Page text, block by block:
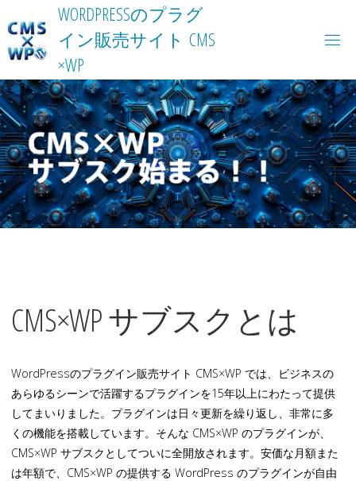
to
content
WORDPRESSのプラ グ
イ ン販売サイ ト CMS
×WP
CMS×WP サブスクとは
WordPressのプラグイン販売サイト CMS×WP では、ビジネスの
あらゆるシーンで活躍するプラグインを15年以上にわたって提供
してまいりました。プラグインは日々更新を繰り返し、非常に多
くの機能を搭載しています。そんな CMS×WP のプラグインが、
CMS×WP サブスクとしてついに全開放されます。安価な月額また
は年額で、CMS×WP の提供する WordPress のプラグインが自由